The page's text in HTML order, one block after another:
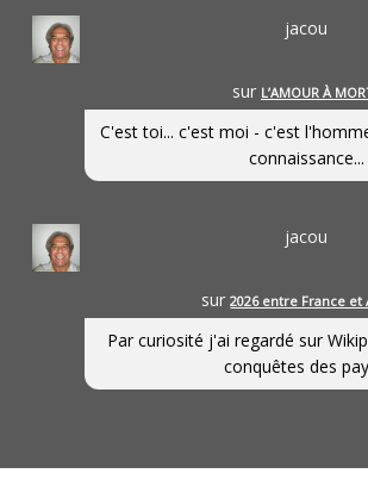
jacou
sur L’AMOUR À
C'est toi... c'est moi - c'est
connaissance...
jacou
sur2026 entre France et
Par curiosité j'ai regardé sur
conquêtes des